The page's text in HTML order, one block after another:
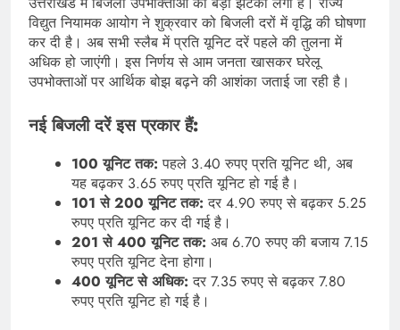
विद्युत नियामक आयोग ने शुक्रवार को बिजली दरों में वृद्धि की घोषणा
कर दी है। अब सभी स्लैब में प्रति यूनिट दरें पहले की तुलना में
अधिक हो जाएंगी। इस निर्णय से आम जनता खासकर घरेलू
उपभोक्ताओं पर आर्थिक बोझ बढ़ने की आशंका जताई जा रही है।
नई बिजली दरें इस प्रकार हैं:
100 यूनिट तक: पहले 3.40 रुपए प्रति यूनिट थी, अब
यह बढ़कर 3.65 रुपए प्रति यूनिट हो गई है।
101 से 200 यूनिट तक: दर 4.90 रुपए से बढ़कर 5.25
रुपए प्रति यूनिट कर दी गई है।
201 से 400 यूनिट तक: अब 6.70 रुपए की बजाय 7.15
रुपए प्रति यूनिट देना होगा।
400 यूनिट से अधिक: दर 7.35 रुपए से बढ़कर 7.80
रुपए प्रति यूनिट हो गई है।